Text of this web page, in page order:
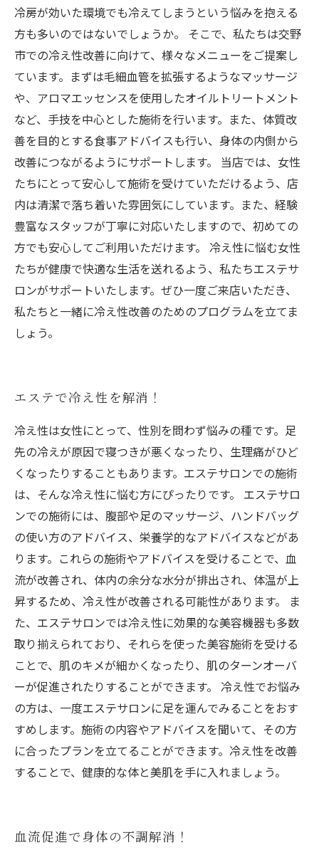
冷房が効いた環境でも冷えてしまうという悩みを抱える
方も多いのではないでしょうか。 そこで、私たちは交野
市での冷え性改善に向けて、様々なメニューをご提案し
ています。まずは毛細血管を拡張するようなマッサージ
や、アロマエッセンスを使用したオイルトリートメント
など、手技を中心とした施術を行います。また、体質改
善を目的とする食事アドバイスも行い、身体の内側から
改善につながるようにサポートします。 当店では、女性
たちにとって安心して施術を受けていただけるよう、店
内は清潔で落ち着いた雰囲気にしています。また、経験
豊富なスタッフが丁寧に対応いたしますので、初めての
方でも安心してご利用いただけます。 冷え性に悩む女性
たちが健康で快適な生活を送れるよう、私たちエステサ
ロンがサポートいたします。ぜひ一度ご来店いただき、
私たちと一緒に冷え性改善のためのプログラムを立てま
しょう。
エステで冷え性を解消！
冷え性は女性にとって、性別を問わず悩みの種です。足
先の冷えが原因で寝つきが悪くなったり、生理痛がひど
くなったりすることもあります。エステサロンでの施術
は、そんな冷え性に悩む方にぴったりです。 エステサロ
ンでの施術には、腹部や足のマッサージ、ハンドバッグ
の使い方のアドバイス、栄養学的なアドバイスなどがあ
ります。これらの施術やアドバイスを受けることで、血
流が改善され、体内の余分な水分が排出され、体温が上
昇するため、冷え性が改善される可能性があります。 ま
た、エステサロンでは冷え性に効果的な美容機器も多数
取り揃えられており、それらを使った美容施術を受ける
ことで、肌のキメが細かくなったり、肌のターンオーバ
ーが促進されたりすることができます。 冷え性でお悩み
の方は、一度エステサロンに足を運んでみることをおす
すめします。施術の内容やアドバイスを聞いて、その方
に合ったプランを立てることができます。冷え性を改善
することで、健康的な体と美肌を手に入れましょう。
血流促進で身体の不調解消！